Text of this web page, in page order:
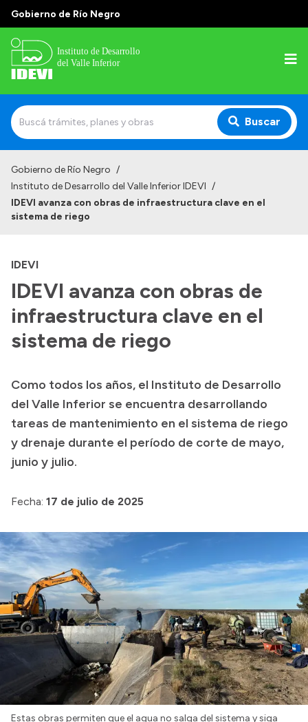
Gobierno de Río Negro
Buscar
Institucional
Normativa
Historia
Gobierno de Río Negro /
Instituto de Desarrollo del Valle Inferior IDEVI /
IDEVI avanza con obras de infraestructura clave en el
sistema de riego
IDEVI
IDEVI avanza con obras de
infraestructura clave en el
sistema de riego
Como todos los años, el Instituto de Desarrollo
del Valle Inferior se encuentra desarrollando
tareas de mantenimiento en el sistema de riego
y drenaje durante el período de corte de mayo,
junio y julio.
Fecha: 17 de julio de 2025
Estas obras permiten que el agua no salga del sistema y siga